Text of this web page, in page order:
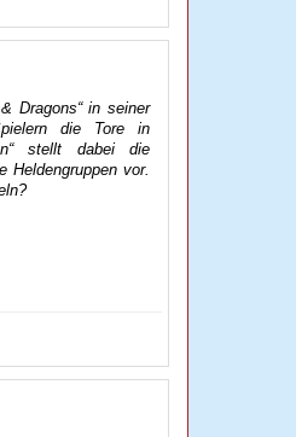
Dragons“ in seiner
die Tore in
stellt dabei die
Heldengruppen vor.